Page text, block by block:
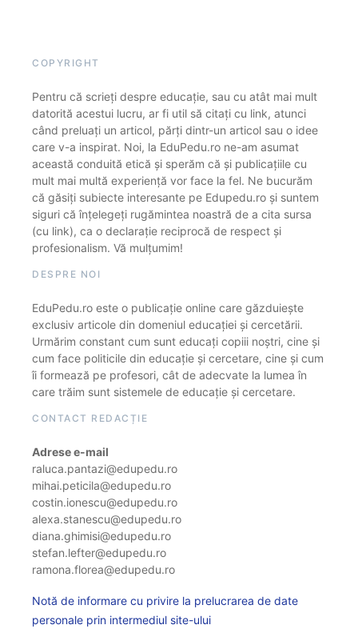
COPYRIGHT
Pentru că scrieți despre educație, sau cu atât mai mult
datorită acestui lucru, ar fi util să citați cu link, atunci
când preluați un articol, părți dintr-un articol sau o idee
care v-a inspirat. Noi, la EduPedu.ro ne-am asumat
această conduită etică și sperăm că și publicațiile cu
mult mai multă experiență vor face la fel. Ne bucurăm
că găsiți subiecte interesante pe Edupedu.ro și suntem
siguri că înțelegeți rugămintea noastră de a cita sursa
(cu link), ca o declarație reciprocă de respect și
profesionalism. Vă mulțumim!
DESPRE NOI
EduPedu.ro este o publicație online care găzduiește
exclusiv articole din domeniul educației și cercetării.
Urmărim constant cum sunt educați copiii noștri, cine și
cum face politicile din educație și cercetare, cine și cum
îi formează pe profesori, cât de adecvate la lumea în
care trăim sunt sistemele de educație și cercetare.
CONTACT REDACȚIE
Adrese e-mail
raluca.pantazi@edupedu.ro
mihai.peticila@edupedu.ro
costin.ionescu@edupedu.ro
alexa.stanescu@edupedu.ro
diana.ghimisi@edupedu.ro
stefan.lefter@edupedu.ro
ramona.florea@edupedu.ro
Notă de informare cu privire la prelucrarea de date
personale prin intermediul site-ului